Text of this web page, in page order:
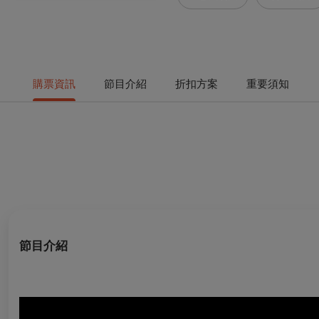
購票資訊 節目介紹 折扣方案 重要須知
節目介紹